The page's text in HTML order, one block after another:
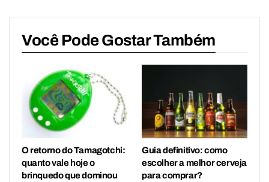
Você Pode Gostar Também
O retorno do Tamagotchi:
quanto vale hoje o
brinquedo que dominou
Guia definitivo: como
escolher a melhor cerveja
para comprar?